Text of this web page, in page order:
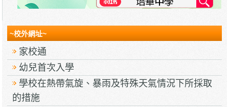
~校外網址~
家校通
幼兒首次入學
學校在熱帶氣旋、暴雨及特殊天氣情況下所採取
的措施